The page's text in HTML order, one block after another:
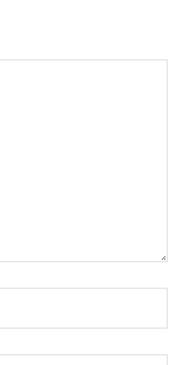
름
:*